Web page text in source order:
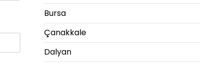
Bursa
Çanakkale
Dalyan